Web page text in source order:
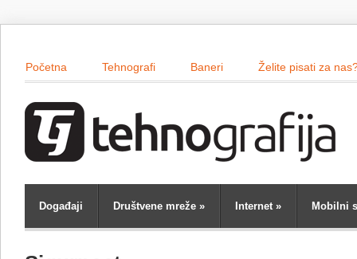
Početna Tehnografi Baneri Želite pisati za
Događaji Društvene mreže » Internet» Mobilni